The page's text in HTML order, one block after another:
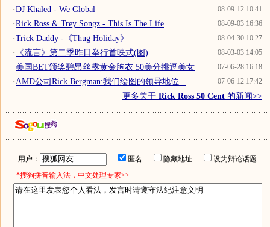
08-09-12 10:41
·DJ Khaled - We Global
08-09-03 16:36
·Rick Ross & Trey Songz - This Is The Life
08-04-30 10:27
·Trick Daddy -《Thug Holiday》
08-03-03 14:05
· 《流言》第二季昨日举行首映式(图)
07-06-28 16:18
·美国BET颁奖碧昂丝露黄金胸衣 50美分挑逗美女
07-06-12 17:42
·AMD公司Rick Bergman:我们绘图的领导地位...
更多关于 Rick Ross 50 Cent 的新闻>>
用户： 匿名 隐藏地址
设为辩论话题
*搜狗拼音输入法，中文处理专家>>